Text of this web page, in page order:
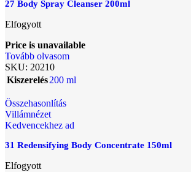
27 Body Spray Cleanser 200ml
Elfogyott
Price is unavailable
Tovább olvasom
SKU: 20210
Kiszerelés200 ml
Összehasonlítás
Villámnézet
Kedvencekhez ad
31 Redensifying Body Concentrate 150ml
Elfogyott